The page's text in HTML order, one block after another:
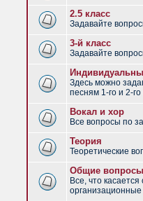
2.5 класс
Задавайте
3-й класс
Задавайте
Здесь можно
песням 1-го и 2-го
Вокал и хор
Все вопросы по
Теория
Теоретические
Общие вопросы
Все, что